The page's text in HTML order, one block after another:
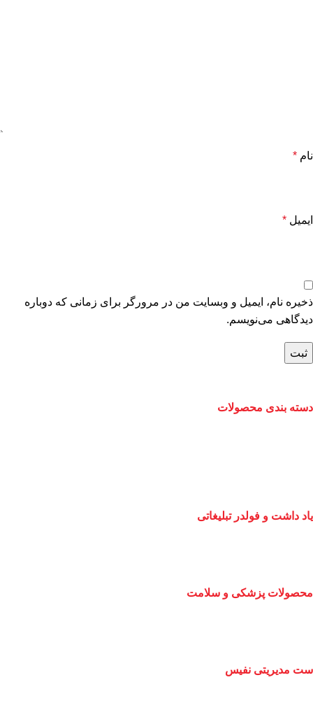
نام *
ایمیل *
ذخیره نام، ایمیل و وبسایت من در مرورگر برای زمانی که دوباره
دیدگاهی می‌نویسم.
دسته بندی محصولات
یاد داشت و فولدر تبلیغاتی
محصولات پزشکی و سلامت
ست مدیریتی نفیس